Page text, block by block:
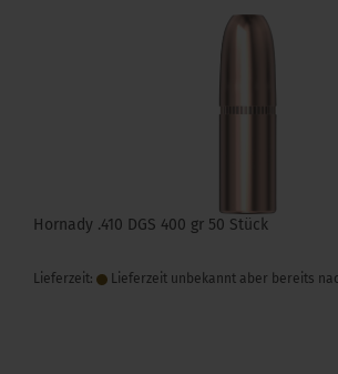
Hornady .410 DGS 400 gr 50 Stück
Lieferzeit: Lieferzeit unbekannt aber bereits